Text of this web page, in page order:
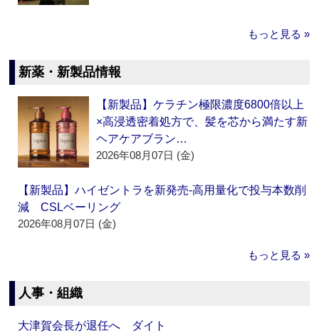
もっと見る »
新薬・新製品情報
【新製品】ケラチン極限濃度6800倍以上
×高浸透密着処方で、髪を芯から満たす新
ヘアケアブラン…
2026年08月07日 (金)
【新製品】ハイゼントラを新発売‐高用量化で投与本数削
減 CSLベーリング
2026年08月07日 (金)
もっと見る »
人事・組織
大津賀会長が退任へ ダイト